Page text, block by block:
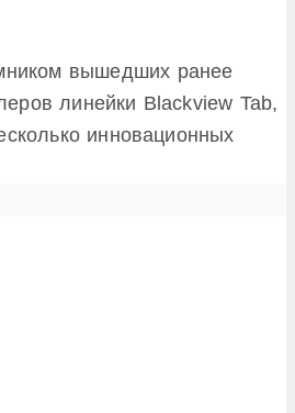
вышедших ранее
линейки Blackview Tab,
инновационных